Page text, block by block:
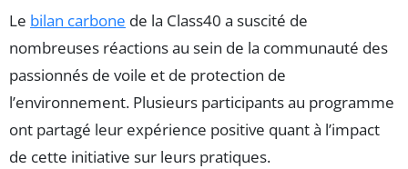
Le bilan carbone de la Class40 a suscité de
nombreuses réactions au sein de la communauté des
passionnés de voile et de protection de
l’environnement. Plusieurs participants au programme
ont partagé leur expérience positive quant à l’impact
de cette initiative sur leurs pratiques.